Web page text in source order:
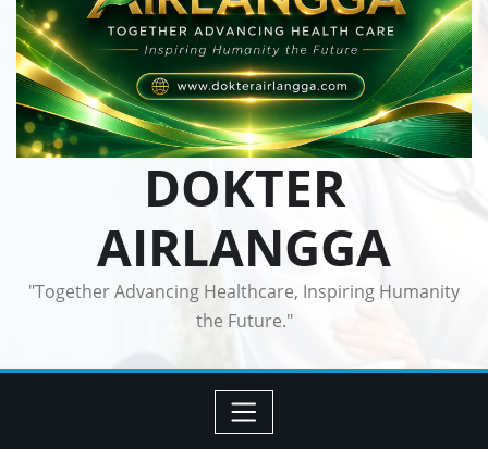
DOKTER
AIRLANGGA
"Together Advancing Healthcare, Inspiring Humanity
the Future."